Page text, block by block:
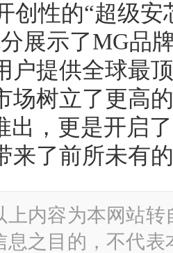
创性的“超级安
展示了MG品
户提供全球最
场树立了更高
出，更是开启
来了前所未有
上内容为本网站
息之目的，不代